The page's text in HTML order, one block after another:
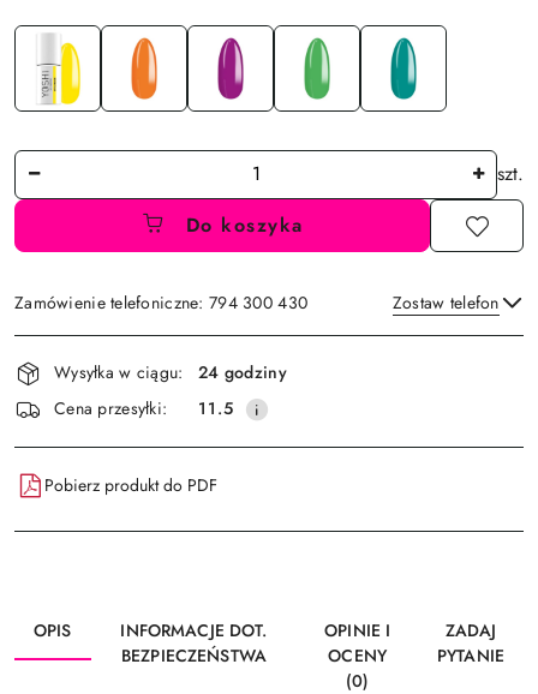
Ilość
szt.
Do koszyka
Zamówienie telefoniczne: 794 300 430 Zostaw telefon
Wyślij
Dostępność
i
dostawa
Wysyłka w ciągu:
24 godziny
Cena przesyłki:
11.5
Pobierz produkt do PDF
OPIS
INFORMACJE DOT.
BEZPIECZEŃSTWA
OPINIE I
OCENY
(0)
ZADAJ
PYTANIE